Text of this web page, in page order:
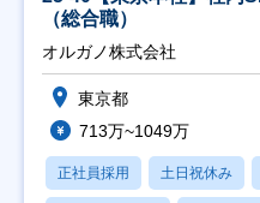
（総合職）
オルガノ株式会社
東京都
713万~1049万
正社員採用 土日祝休み